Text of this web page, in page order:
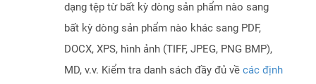
dạng tệp từ bất kỳ dòng sản phẩm nào sang
bất kỳ dòng sản phẩm nào khác sang PDF,
DOCX, XPS, hình ảnh (TIFF, JPEG, PNG BMP),
MD, v.v. Kiểm tra danh sách đầy đủ về các định